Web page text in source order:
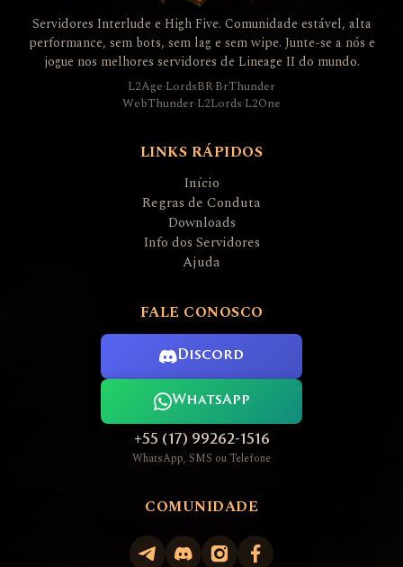
Servidores Interlude e High Five. Comunidade estável, alta
performance, sem bots, sem lag e sem wipe. Junte-se a nós e
jogue nos melhores servidores de Lineage II do mundo.
L2Age·LordsBR·BrThunder
WebThunder·L2Lords·L2One
LINKS RÁPIDOS
Início
Regras de Conduta
Downloads
Info dos Servidores
Ajuda
FALE CONOSCO
Discord
WhatsApp
+55 (17) 99262-1516
WhatsApp, SMS ou Telefone
COMUNIDADE